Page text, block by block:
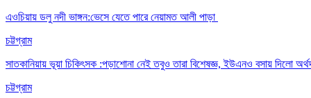
এওচিয়ায় ডলু নদী ভাঙ্গন:ভেসে যেতে পারে নেয়ামত আলী পাড়া
চট্টগ্রাম
সাতকানিয়ায় ভূয়া চিকিৎসক :পড়াশোনা নেই তবুও তারা বিশেষজ্ঞ, ইউএনও বসায় দিলো
চট্টগ্রাম